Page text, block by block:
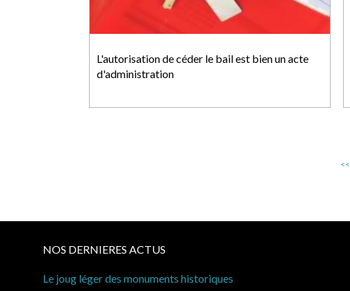
L'autorisation de céder le bail est bien un acte
d'administration
<<
NOS DERNIERES ACTUS
Le joug léger des monuments historiques